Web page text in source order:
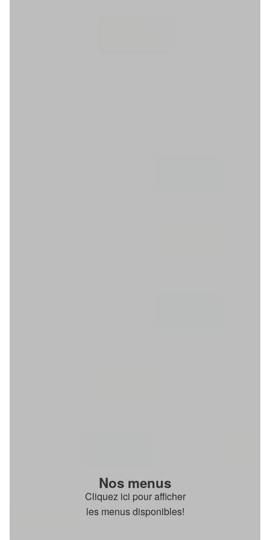
Nos menus
Cliquez ici pour afficher
les menus disponibles!